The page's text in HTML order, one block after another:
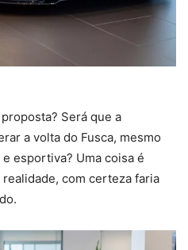
Será que a
a volta do Fusca, mesmo
esportiva? Uma coisa é
com certeza faria